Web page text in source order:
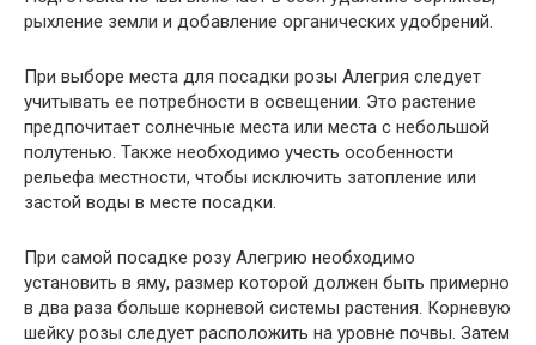
рыхление земли и добавление органических удобрений.
При выборе места для посадки розы Алегрия следует
учитывать ее потребности в освещении. Это растение
предпочитает солнечные места или места с небольшой
полутенью. Также необходимо учесть особенности
рельефа местности, чтобы исключить затопление или
застой воды в месте посадки.
При самой посадке розу Алегрию необходимо
установить в яму, размер которой должен быть примерно
в два раза больше корневой системы растения. Корневую
шейку розы следует расположить на уровне почвы. Затем